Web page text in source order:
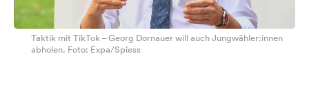
Taktik mit TikTok – Georg Dornauer will auch Jungwähler:innen
abholen. Foto: Expa/Spiess